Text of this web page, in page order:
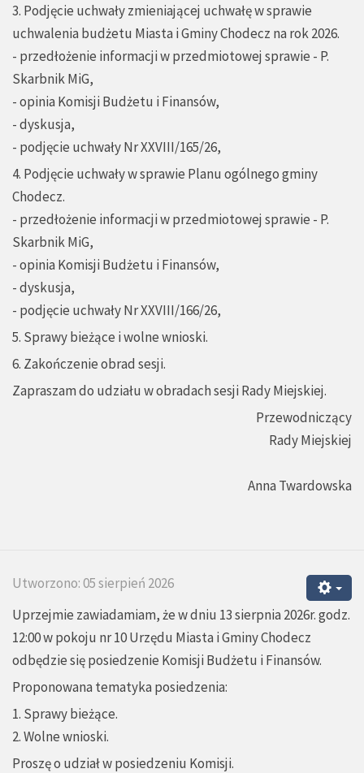
3. Podjęcie uchwały zmieniającej uchwałę w sprawie
uchwalenia budżetu Miasta i Gminy Chodecz na rok 2026.
- przedłożenie informacji w przedmiotowej sprawie - P.
Skarbnik MiG,
- opinia Komisji Budżetu i Finansów,
- dyskusja,
- podjęcie uchwały Nr XXVIII/165/26,
4. Podjęcie uchwały w sprawie Planu ogólnego gminy
Chodecz.
- przedłożenie informacji w przedmiotowej sprawie - P.
Skarbnik MiG,
- opinia Komisji Budżetu i Finansów,
- dyskusja,
- podjęcie uchwały Nr XXVIII/166/26,
5. Sprawy bieżące i wolne wnioski.
6. Zakończenie obrad sesji.
Zapraszam do udziału w obradach sesji Rady Miejskiej.
Przewodniczący
Rady Miejskiej
Anna Twardowska
Utworzono: 05 sierpień 2026
Uprzejmie zawiadamiam, że w dniu 13 sierpnia 2026r. godz.
12:00 w pokoju nr 10 Urzędu Miasta i Gminy Chodecz
odbędzie się posiedzenie Komisji Budżetu i Finansów.
Proponowana tematyka posiedzenia:
1. Sprawy bieżące.
2. Wolne wnioski.
Proszę o udział w posiedzeniu Komisji.